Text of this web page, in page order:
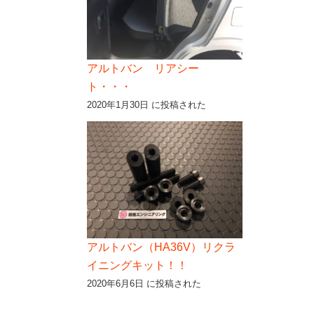
アルトバン リアシー
ト・・・
2020年1月30日 に投稿された
アルトバン（HA36V）リクラ
イニングキット！！
2020年6月6日 に投稿された